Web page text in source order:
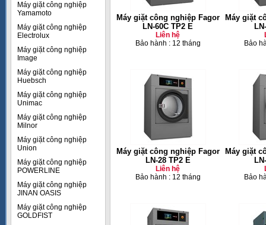
Máy giặt công nghiệp
Yamamoto
Máy giặt công nghiệp
Electrolux
Máy giặt công nghiệp
Image
Máy giặt công nghiệp
Huebsch
Máy giặt công nghiệp
Unimac
Máy giặt công nghiệp
Milnor
Máy giặt công nghiệp
Union
Máy giặt công nghiệp
POWERLINE
Máy giặt công nghiệp
JINAN OASIS
Máy giặt công nghiệp
GOLDFIST
Máy giặt công nghiệp Fagor
LN-60C TP2 E
Liên hệ
Bảo hành : 12 tháng
Máy giặt
Bảo
Máy giặt công nghiệp Fagor
LN-28 TP2 E
Liên hệ
Bảo hành : 12 tháng
Máy giặt
Bảo